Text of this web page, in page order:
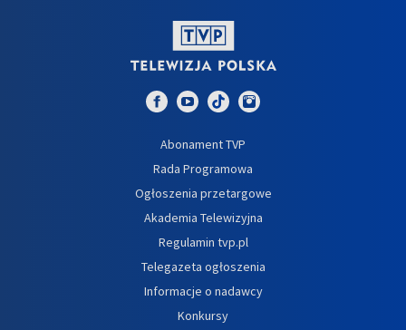
Abonament TVP
Rada Programowa
Ogłoszenia przetargowe
Akademia Telewizyjna
Regulamin tvp.pl
Telegazeta ogłoszenia
Informacje o nadawcy
Konkursy